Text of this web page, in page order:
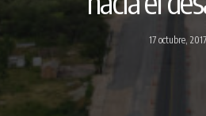
17 octubre, 2017